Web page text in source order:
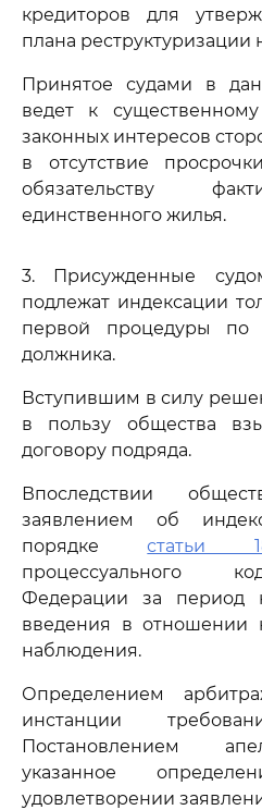
кредиторов для
плана реструктуризации
Принятое судами в
ведет к
законных интересов
в отсутствие
обязательству
единственного жилья.
3. Присужденные
подлежат индексации
первой процедуры по
должника.
Вступившим в силу
в пользу общества
договору подряда.
Впоследствии
заявлением об
порядкестатьи
процессуального
Федерации за период
введения в отношении
наблюдения.
Определением
инстанции
Постановлением
указанное
удовлетворении